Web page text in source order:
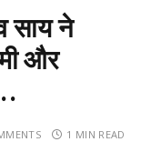
साय ने
और
1 MIN READ